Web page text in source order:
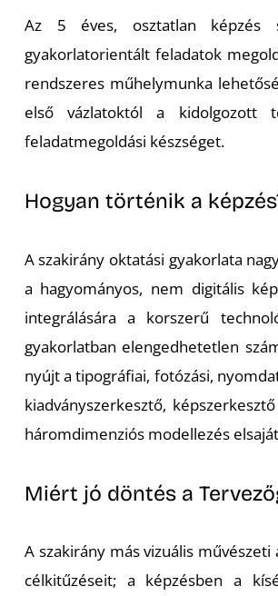
Az 5 éves, osztatlan képzés
gyakorlatorientált feladatok
rendszeres műhelymunka
első vázlatoktól a kidolgozott
feladatmegoldási készséget.
Hogyan történik a
A szakirány oktatási gyakorlata
a hagyományos, nem digitális
integrálására a korszerű
gyakorlatban elengedhetetlen
nyújt a tipográfiai, fotózási,
kiadványszerkesztő,
háromdimenziós modellezés
Miért jó döntés a
A szakirány más vizuális
célkitűzéseit; a képzésben a